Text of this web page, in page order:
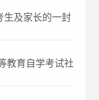
生及家长的一封
教育自学考试社